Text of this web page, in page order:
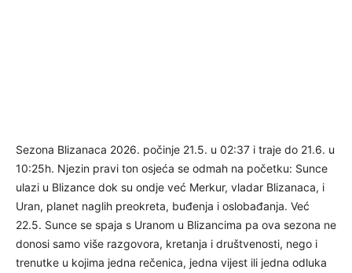
Sezona Blizanaca 2026. počinje 21.5. u 02:37 i traje do 21.6. u
10:25h. Njezin pravi ton osjeća se odmah na početku: Sunce
ulazi u Blizance dok su ondje već Merkur, vladar Blizanaca, i
Uran, planet naglih preokreta, buđenja i oslobađanja. Već
22.5. Sunce se spaja s Uranom u Blizancima pa ova sezona ne
donosi samo više razgovora, kretanja i društvenosti, nego i
trenutke u kojima jedna rečenica, jedna vijest ili jedna odluka